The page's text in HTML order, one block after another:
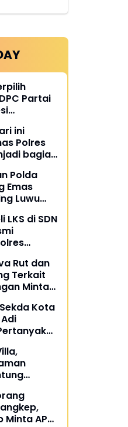
Partai
ini
Polres
bagian
Polda
Emas
Luwu
LKS di SDN
Usut
Rut dan
Terkait
Minta
Kota
Minta APH